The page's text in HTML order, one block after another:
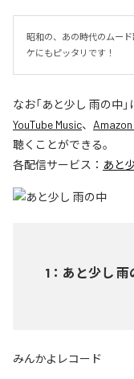
昭和の、あの時代のムー
ケにもピッタリです！
なお「あと少し 雨の中」
YouTube Music、
聴くことができる。
各配信サービス： あと
1 ： あと少し 雨
みんかよレコード